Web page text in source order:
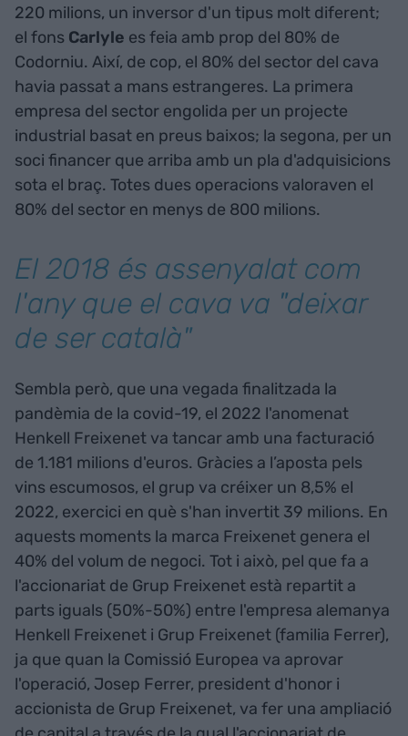
220 milions, un inversor d'un tipus molt diferent;
el fons Carlyle es feia amb prop del 80% de
Codorniu. Així, de cop, el 80% del sector del cava
havia passat a mans estrangeres. La primera
empresa del sector engolida per un projecte
industrial basat en preus baixos; la segona, per un
soci financer que arriba amb un pla d'adquisicions
sota el braç. Totes dues operacions valoraven el
80% del sector en menys de 800 milions.
El 2018 és assenyalat com
l'any que el cava va "deixar
de ser català"
Sembla però, que una vegada finalitzada la
pandèmia de la covid-19, el 2022 l'anomenat
Henkell Freixenet va tancar amb una facturació
de 1.181 milions d'euros. Gràcies a l’aposta pels
vins escumosos, el grup va créixer un 8,5% el
2022, exercici en què s'han invertit 39 milions. En
aquests moments la marca Freixenet genera el
40% del volum de negoci. Tot i això, pel que fa a
l'accionariat de Grup Freixenet està repartit a
parts iguals (50%-50%) entre l'empresa alemanya
Henkell Freixenet i Grup Freixenet (familia Ferrer),
ja que quan la Comissió Europea va aprovar
l'operació, Josep Ferrer, president d'honor i
accionista de Grup Freixenet, va fer una ampliació